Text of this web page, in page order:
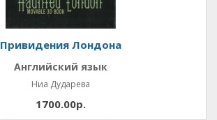
Привидения Лондона
Английский язык
Ниа Дударева
1700.00р.